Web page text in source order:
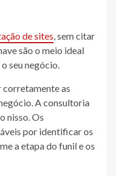
de sites, sem citar
são o meio ideal
seu negócio.
corretamente as
A consultoria
nisso. Os
por identificar os
a etapa do funil e os